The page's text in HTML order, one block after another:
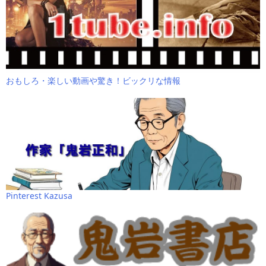
おもしろ・楽しい動画や驚き！ビックリな情報
Pinterest Kazusa